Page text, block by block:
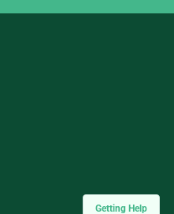
Getting Help